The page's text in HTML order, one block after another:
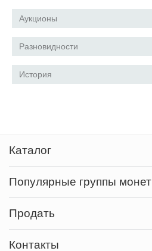
Аукционы
Разновидности
История
Каталог
Популярные группы монет
Продать
Контакты